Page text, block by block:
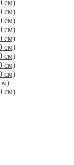
см)
см)
см)
см)
см)
см)
см)
см)
см)
см)